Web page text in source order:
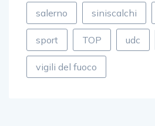
salerno siniscalchi
sport TOP udc
vigili del fuoco